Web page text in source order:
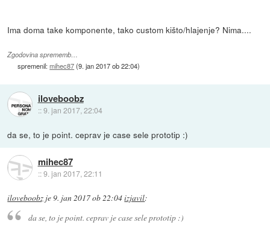
Ima doma take komponente, tako custom kišto/hlajenje? Nima....
Zgodovina sprememb…
spremenil:mihec87(9. jan 2017 ob 22:04)
iloveboobz
::9. jan 2017, 22:04
da se, to je point. ceprav je case sele prototip :)
mihec87
::9. jan 2017, 22:11
iloveboobz je9. jan 2017 ob 22:04izjavil:
da se, to je point. ceprav je case sele prototip :)